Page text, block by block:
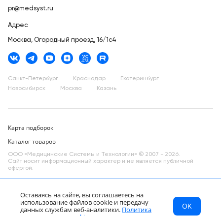
МСТ Каталог
Главная
pr@medsyst.ru
Адрес
Москва, Огородный проезд, 16/1с4
Санкт-Петербург Краснодар
Екатеринбург
Новосибирск
Москва Казань
Карта подборок
Каталог товаров
ООО «Медицинские Системы и Технологии» © 2007 - 2026.
Сайт носит информационный характер и не является публичной
офертой.
Оставаясь на сайте, вы соглашаетесь на
использование файлов cookie и передачу
данных службам веб-аналитики. Политика
OK